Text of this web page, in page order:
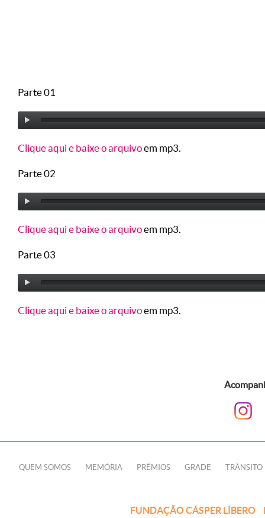
Parte 01
Clique aqui e baixe o arquivoem mp3.
Parte 02
Clique aqui e baixe o arquivoem mp3.
Parte 03
Clique aqui e baixe o arquivoem mp3.
QUEM SOMOS MEMÓRIA PRÊMIOS GRADE TRÂNSITO
FUNDAÇÃO CÁSPER LÍBERO